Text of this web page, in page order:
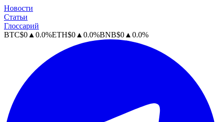
Новости
Статьи
Глоссарий
BTC$0 ▲ 0.0%ETH$0 ▲ 0.0%BNB$0 ▲ 0.0%